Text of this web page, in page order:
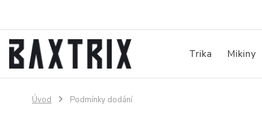
Trika Mikiny
Úvod Podmínky dodání